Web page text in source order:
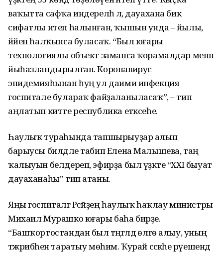
ваҡытта сафҡа индерелһә лә, дауахана бик
сифатлы итеп һалынған, ҡышын унда – йылы,
йәйен һалҡынса буласаҡ. “Был юғары
технологиялы объект заманса ҡорамалдар менән
йыһазландырылған. Коронавирус
эпидемияһынан һуң ул даими инфекция
госпитале булараҡ файҙаланыласаҡ”, – тип
аңлатып китте республика етәксеһе.
Һаулыҡ тураһында тапшырыуҙар алып
барыусы билдәле табип Елена Малышева, таң
ҡалыуын белдереп, эфирҙа был үҙәкте “XXI быуат
дауаханаһы” тип атаны.
Яңы госпиталгә Рәсәйҙең һаулыҡ һаҡлау министры
Михаил Мурашко юғары баһа бирҙе.
“Башҡортостандан был тәңгәлдә өлгө алыу, уның
тәжрибәһен таратыу мөһим. Ҡурай сәскәһе рәүешендә